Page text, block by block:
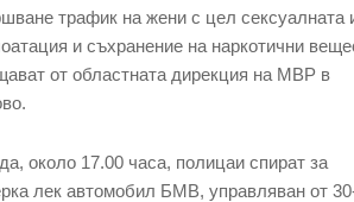
трафик на жени с цел сексуалната
и съхранение на наркотични
от областната дирекция на МВР в
около 17.00 часа, полицаи спират за
лек автомобил БМВ, управляван от